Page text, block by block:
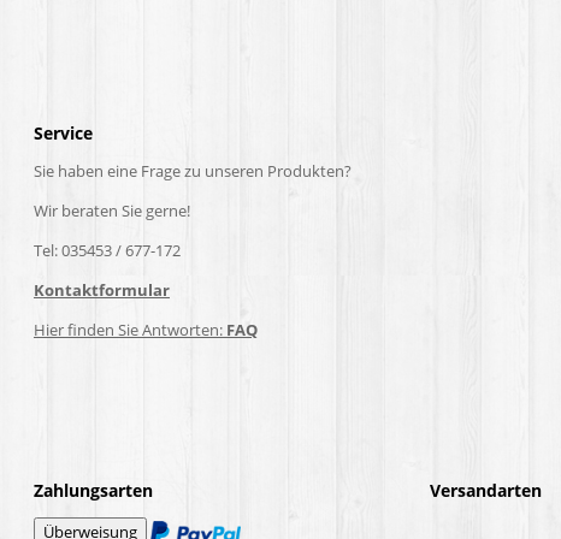
Service
Sie haben eine Frage zu unseren Produkten?
Wir beraten Sie gerne!
Tel: 035453 / 677-172
Kontaktformular
Hier finden Sie Antworten: FAQ
Zahlungsarten Versandarten